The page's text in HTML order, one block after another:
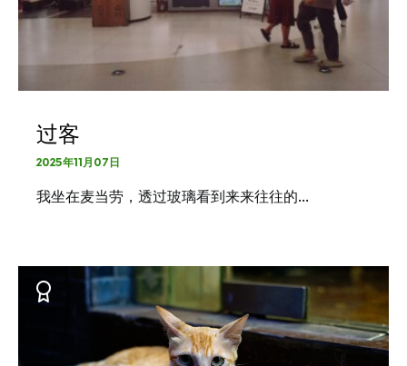
过客
2025年11月07日
我坐在麦当劳，透过玻璃看到来来往往的…